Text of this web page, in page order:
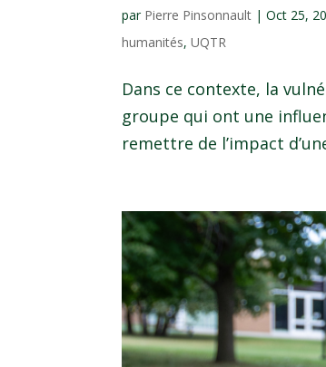
par Pierre Pinsonnault |Oct 25,
humanités,UQTR
Dans ce contexte, la
groupe qui ont une
remettre de l’impact